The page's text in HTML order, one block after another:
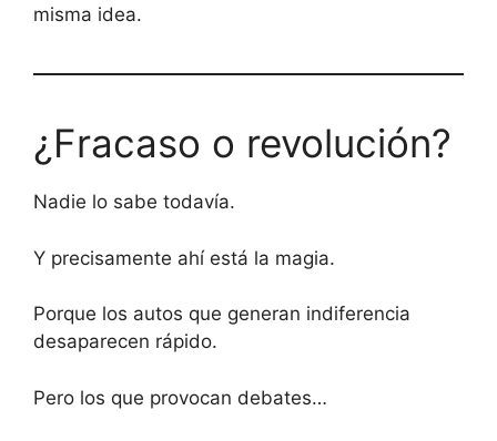
misma idea.
¿Fracaso o revolución?
Nadie lo sabe todavía.
Y precisamente ahí está la magia.
Porque los autos que generan indiferencia
desaparecen rápido.
Pero los que provocan debates…